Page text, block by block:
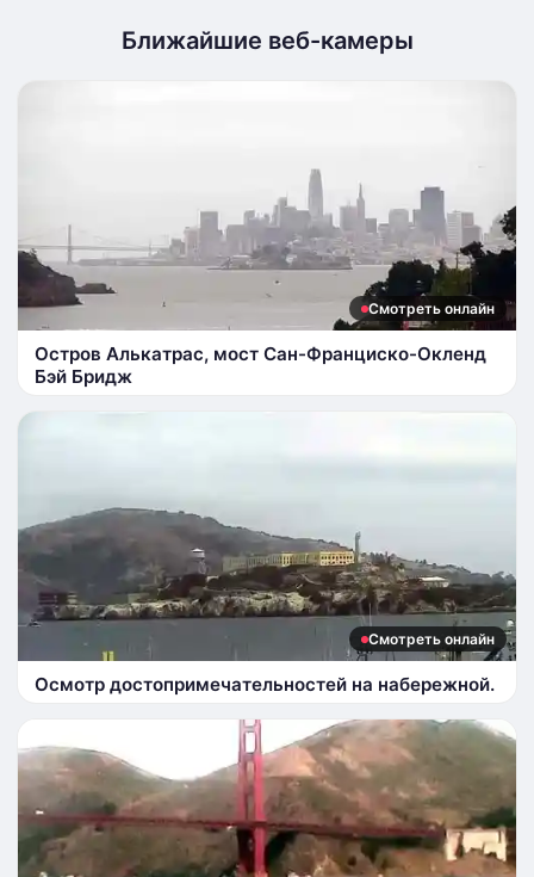
Ближайшие веб-камеры
Смотреть онлайн
Остров Алькатрас, мост Сан-Франциско-Окленд
Бэй Бридж
Смотреть онлайн
Осмотр достопримечательностей на набережной.